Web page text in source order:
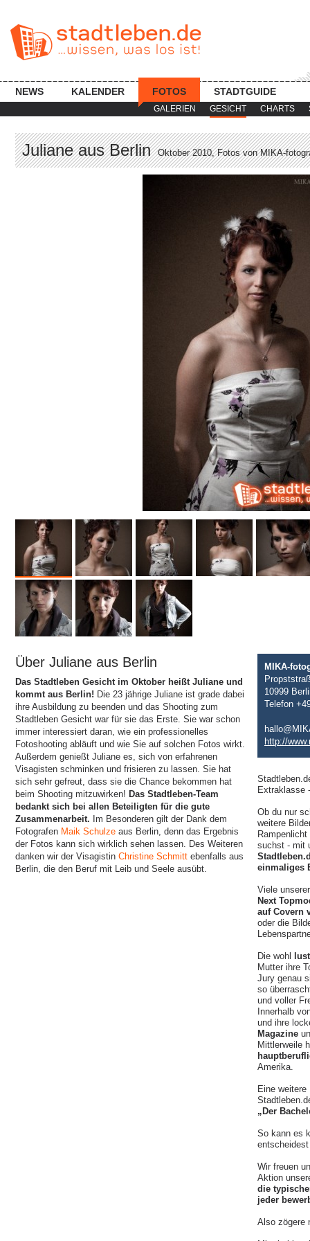
GALERIEN GESICHT CHARTS
NEWS KALENDER FOTOS STADTGUIDE
Juliane aus Berlin Oktober 2010, Fotos von MIKA-
Über Juliane aus Berlin
Das Stadtleben Gesicht im Oktober heißt Juliane und
kommt aus Berlin! Die 23 jährige Juliane ist grade dabei
ihre Ausbildung zu beenden und das Shooting zum
Stadtleben Gesicht war für sie das Erste. Sie war schon
immer interessiert daran, wie ein professionelles
Fotoshooting abläuft und wie Sie auf solchen Fotos wirkt.
Außerdem genießt Juliane es, sich von erfahrenen
Visagisten schminken und frisieren zu lassen. Sie hat
sich sehr gefreut, dass sie die Chance bekommen hat
beim Shooting mitzuwirken! Das Stadtleben-Team
bedankt sich bei allen Beteiligten für die gute
Zusammenarbeit. Im Besonderen gilt der Dank dem
Fotografen Maik Schulze aus Berlin, denn das Ergebnis
der Fotos kann sich wirklich sehen lassen. Des Weiteren
danken wir der Visagistin Christine Schmitt ebenfalls aus
Berlin, die den Beruf mit Leib und Seele ausübt.
MIKA-
10999
Telefon
http://
Extraklasse
Ob du nur
weitere
suchst - mit
einmaliges
Viele
Next
auf Covern
oder die
Die wohl
Mutter ihre
Jury genau
so
und voller
Innerhalb
und ihre
Magazine
Mittlerweile
Amerika.
Eine
„Der
So kann es
Wir freuen
Aktion
die
jeder
Also zögere